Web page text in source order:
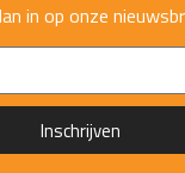
in op onze
Inschrijven